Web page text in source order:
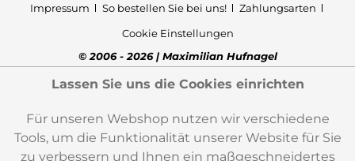
Impressum
So bestellen Sie bei uns!
Zahlungsarten
Cookie Einstellungen
© 2006 - 2026 | Maximilian Hufnagel
Lassen Sie uns die Cookies einrichten
Für unseren Webshop nutzen wir verschiedene
Tools, um die Funktionalität unserer Website für Sie
zu verbessern und Ihnen ein maßgeschneidertes